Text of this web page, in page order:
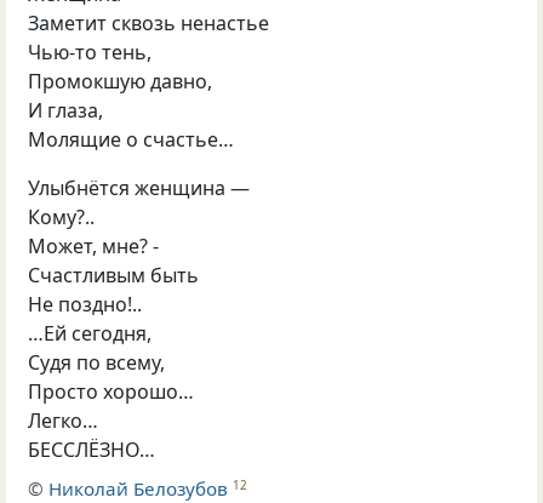
Заметит сквозь ненастье
Чью-то тень,
Промокшую давно,
И глаза,
Молящие о счастье…
Улыбнётся женщина —
Кому?..
Может, мне? -
Счастливым быть
Не поздно!..
…Ей сегодня,
Судя по всему,
Просто хорошо…
Легко…
БЕССЛЁЗНО…
© Николай Белозубов 12